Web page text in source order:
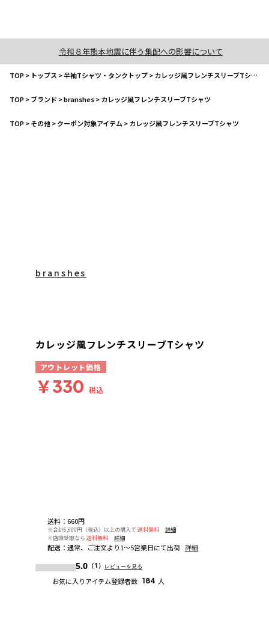
令和８年熊本地震に伴う集配への影響について
TOP> トップス >半袖Tシャツ・タンクトップ>カレッジ風フレンチスリーブTシャツ
TOP>ブランド >branshes>カレッジ風フレンチスリーブTシャツ
TOP>その他>クーポン対象アイテム >カレッジ風フレンチスリーブTシャツ
送料： 660円
※合計6,600円（税込）以上の購入で 送料無料
詳細
※店頭受取なら 送料無料 詳細
配送： 通常、ご注文より1～5営業日にて出荷 詳細
5.0（1） レビューを見る
お気に入りアイテム登録者数 184 人
branshes
カレッジ風フレンチスリーブTシャツ
アウトレット価格
￥330 税込